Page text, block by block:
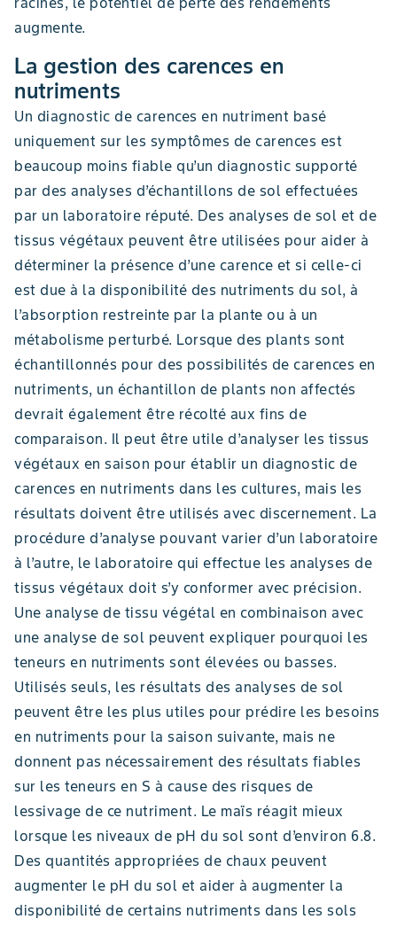
augmente.
La gestion des carences en
nutriments
Un diagnostic de carences en nutriment basé
uniquement sur les symptômes de carences est
beaucoup moins fiable qu’un diagnostic supporté
par des analyses d’échantillons de sol effectuées
par un laboratoire réputé. Des analyses de sol et de
tissus végétaux peuvent être utilisées pour aider à
déterminer la présence d’une carence et si celle-ci
est due à la disponibilité des nutriments du sol, à
l’absorption restreinte par la plante ou à un
métabolisme perturbé. Lorsque des plants sont
échantillonnés pour des possibilités de carences en
nutriments, un échantillon de plants non affectés
devrait également être récolté aux fins de
comparaison. Il peut être utile d’analyser les tissus
végétaux en saison pour établir un diagnostic de
carences en nutriments dans les cultures, mais les
résultats doivent être utilisés avec discernement. La
procédure d’analyse pouvant varier d’un laboratoire
à l’autre, le laboratoire qui effectue les analyses de
tissus végétaux doit s’y conformer avec précision.
Une analyse de tissu végétal en combinaison avec
une analyse de sol peuvent expliquer pourquoi les
teneurs en nutriments sont élevées ou basses.
Utilisés seuls, les résultats des analyses de sol
peuvent être les plus utiles pour prédire les besoins
en nutriments pour la saison suivante, mais ne
donnent pas nécessairement des résultats fiables
sur les teneurs en S à cause des risques de
lessivage de ce nutriment. Le maïs réagit mieux
lorsque les niveaux de pH du sol sont d’environ 6.8.
Des quantités appropriées de chaux peuvent
augmenter le pH du sol et aider à augmenter la
disponibilité de certains nutriments dans les sols